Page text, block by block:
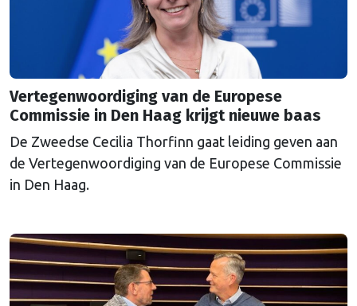
Vertegenwoordiging van de Europese
Commissie in Den Haag krijgt nieuwe baas
De Zweedse Cecilia Thorfinn gaat leiding geven aan
de Vertegenwoordiging van de Europese Commissie
in Den Haag.